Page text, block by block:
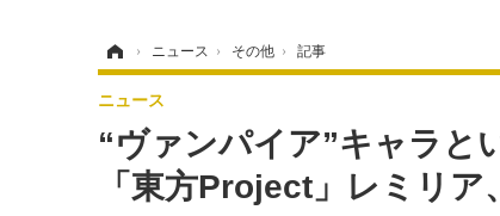
› ニュース › その他 › 記事
“ヴァンパイア”キャラと
「東方Project」レミリ
ニュース